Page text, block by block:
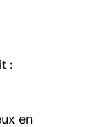
:
en